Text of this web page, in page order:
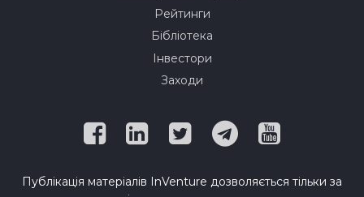
Рейтинги
Бібліотека
Інвестори
Заходи
Публікація матеріалів InVenture дозволяється тільки за